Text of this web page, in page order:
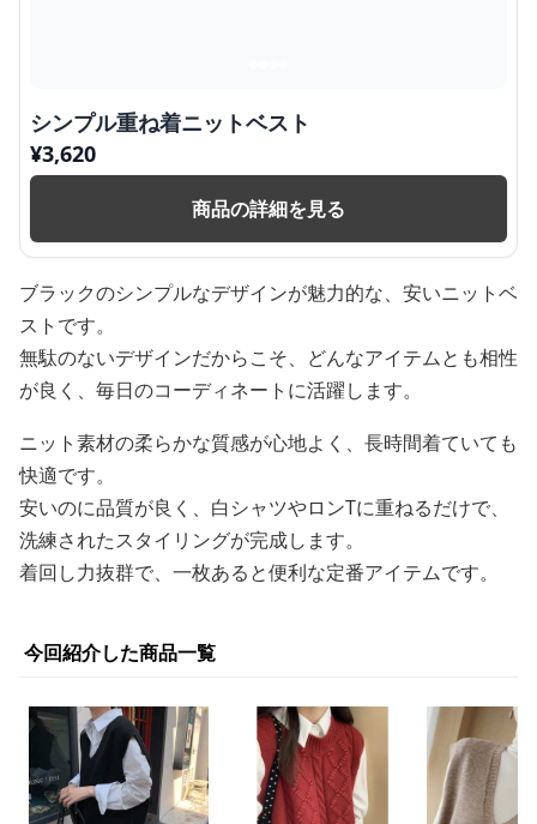
シンプル重ね着ニットベスト
¥3,620
商品の詳細を見る
ブラックのシンプルなデザインが魅力的な、安いニットベ
ストです。
無駄のないデザインだからこそ、どんなアイテムとも相性
が良く、毎日のコーディネートに活躍します。
ニット素材の柔らかな質感が心地よく、長時間着ていても
快適です。
安いのに品質が良く、白シャツやロンTに重ねるだけで、
洗練されたスタイリングが完成します。
着回し力抜群で、一枚あると便利な定番アイテムです。
今回紹介した商品一覧